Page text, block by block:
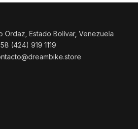
Ordaz, Estado Bolívar, Venezuela
(424) 919 1119